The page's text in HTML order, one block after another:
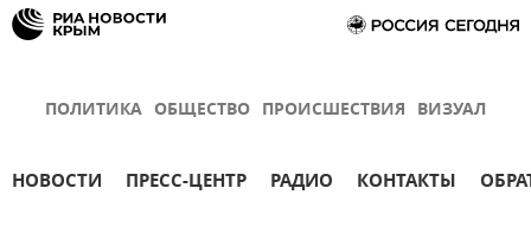
ПОЛИТИКА ОБЩЕСТВО ПРОИСШЕСТВИЯ ВИЗУАЛ
НОВОСТИ ПРЕСС-ЦЕНТР РАДИО КОНТАКТЫ